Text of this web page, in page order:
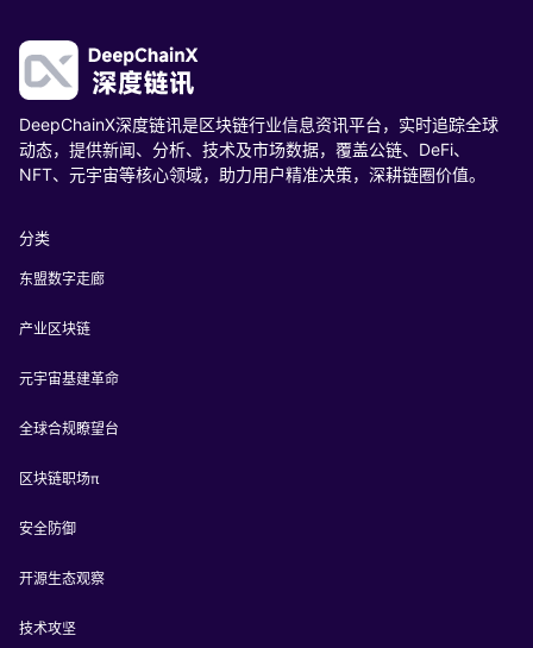
信任关系。这一创新模式能否成为
跨…
DeepChainX深度链讯是区块链行业信息资讯平台，实时追踪全球
动态，提供新闻、分析、技术及市场数据，覆盖公链、DeFi、
NFT、元宇宙等核心领域，助力用户精准决策，深耕链圈价值。
分类
东盟数字走廊
产业区块链
元宇宙基建革命
全球合规瞭望台
区块链职场π
安全防御
开源生态观察
技术攻坚